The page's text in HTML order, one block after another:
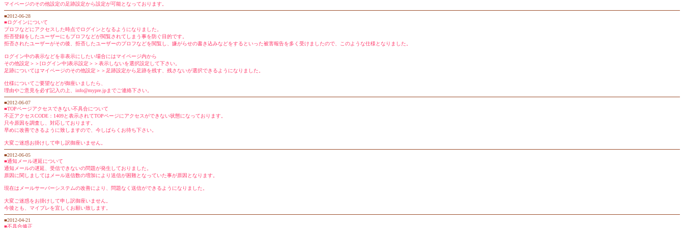
マイページのその他設定の足跡設定から設定が可能となっております。
■2012-06-28
■ログインについて
プロフなどにアクセスした時点でログインとなるようになりました。
拒否登録をしたユーザーにもプロフなどが閲覧されてしまう事を防ぐ目的です。
拒否されたユーザーがその後、拒否したユーザーのプロフなどを閲覧し、嫌がらせの書き込みなどをするといった被害報告を多く受けましたので、このような仕様となりました。
ログイン中の表示などを非表示にしたい場合にはマイページ内から
その他設定＞＞[ログイン中]表示設定＞＞表示しないを選択設定して下さい。
足跡についてはマイページのその他設定＞＞足跡設定から足跡を残す、残さないが選択できるようになりました。
仕様についてご要望などが御座いましたら、
理由やご意見を必ず記入の上、info@mypre.jpまでご連絡下さい。
■2012-06-07
■TOPページアクセスできない不具合について
不正アクセスCODE：1409と表示されてTOPページにアクセスができない状態になっております。
只今原因を調査し、対応しております。
早めに改善できるように致しますので、今しばらくお待ち下さい。
大変ご迷惑お掛けして申し訳御座いません。
■2012-06-05
■通知メール遅延について
通知メールの遅延、受信できないの問題が発生しておりました。
原因に関しましてはメール送信数の増加により送信が困難となっていた事が原因となります。
現在はメールサーバーシステムの改善により、問題なく送信ができるようになりました。
大変ご迷惑をお掛けして申し訳御座いません。
今後とも、マイプレを宜しくお願い致します。
■2012-04-21
■不具合修正